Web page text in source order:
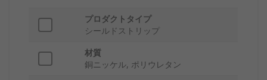
プロダクトタイプ
シールドストリップ
材質
銅ニッケル, ポリウレタン